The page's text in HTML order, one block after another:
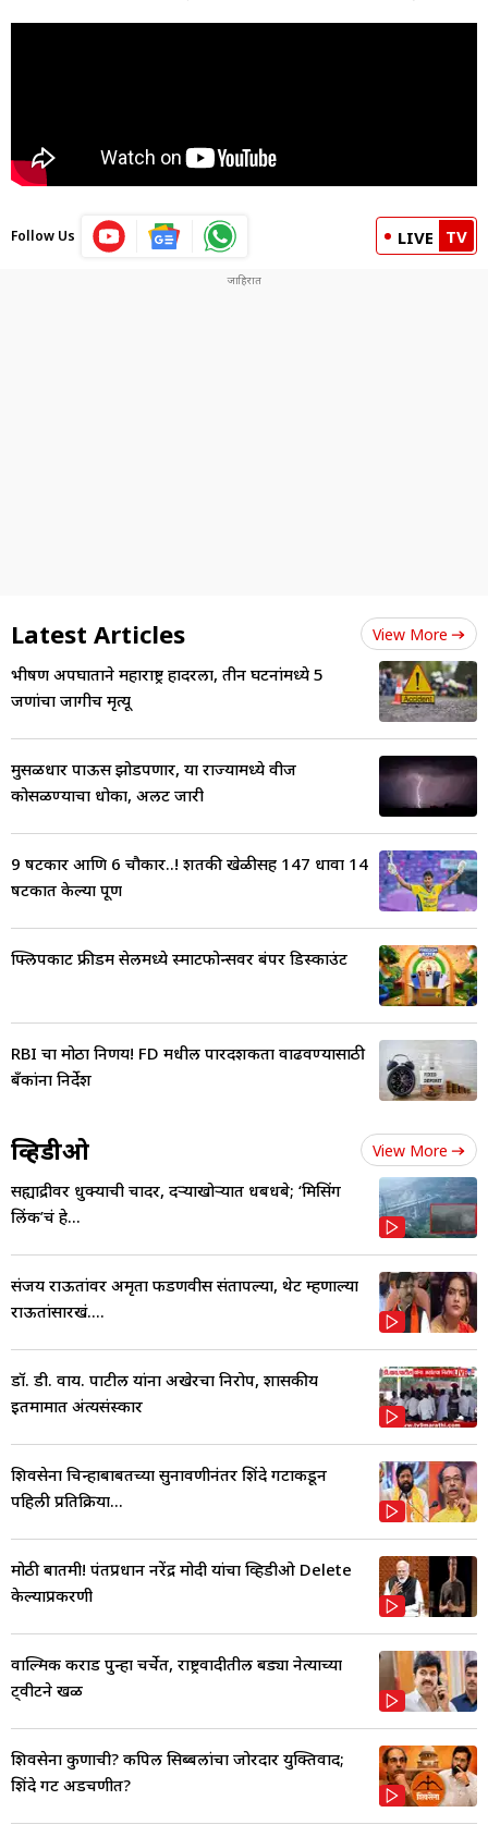
Follow Us LIVE TV
Latest Articles View More
भीषण अपघाताने महाराष्ट्र हादरला, तीन घटनांमध्ये 5
जणांचा जागीच मृत्यू
मुसळधार पाऊस झोडपणार, या राज्यामध्ये वीज
कोसळण्याचा धोका, अलर्ट जारी
9 षटकार आणि 6 चौकार..! शतकी खेळीसह 147 धावा 14
षटकात केल्या पूर्ण
फ्लिपकार्ट फ्रीडम सेलमध्ये स्मार्टफोन्सवर बंपर डिस्काउंट
RBI चा मोठा निर्णय! FD मधील पारदर्शकता वाढवण्यासाठी
बँकांना निर्देश
व्हिडीओ View More
सह्याद्रीवर धुक्याची चादर, दऱ्याखोऱ्यात धबधबे; ‘मिसिंग
लिंक’चं हे...
संजय राऊतांवर अमृता फडणवीस संतापल्या, थेट म्हणाल्या
राऊतांसारखं....
डॉ. डी. वाय. पाटील यांना अखेरचा निरोप, शासकीय
इतमामात अंत्यसंस्कार
शिवसेना चिन्हाबाबतच्या सुनावणीनंतर शिंदे गटाकडून
पहिली प्रतिक्रिया...
मोठी बातमी! पंतप्रधान नरेंद्र मोदी यांचा व्हिडीओ Delete
केल्याप्रकरणी
वाल्मिक कराड पुन्हा चर्चेत, राष्ट्रवादीतील बड्या नेत्याच्या
ट्वीटने खळ
शिवसेना कुणाची? कपिल सिब्बलांचा जोरदार युक्तिवाद;
शिंदे गट अडचणीत?